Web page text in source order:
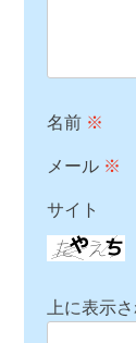
名前 ※
メール ※
サイト
上に表示